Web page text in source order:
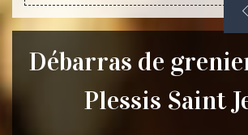
Débarras de
Plessis Saint